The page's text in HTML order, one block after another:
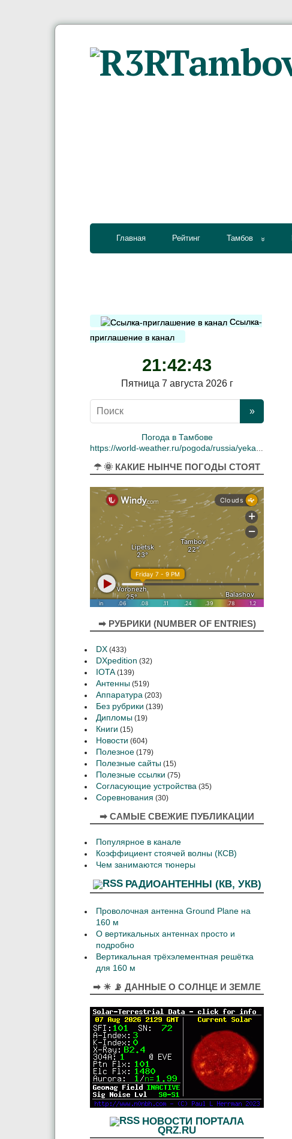
Главная Рейтинг Тамбов
Ссылка-
приглашение в канал
21:42:44
Пятница 7 августа 2026 г
Погода в Тамбове
https://world-weather.ru/pogoda/russia/yekaterinburg/
☂ 🌞 КАКИЕ НЫНЧЕ ПОГОДЫ СТОЯТ
➡ РУБРИКИ (NUMBER OF ENTRIES)
DX (433)
DXpedition (32)
IOTA (139)
Антенны (519)
Аппаратура (203)
Без рубрики (139)
Дипломы (19)
Книги (15)
Новости (604)
Полезное (179)
Полезные сайты (15)
Полезные ссылки (75)
Согласующие устройства (35)
Соревнования (30)
➡ САМЫЕ СВЕЖИЕ ПУБЛИКАЦИИ
Популярное в канале
Коэффициент стоячей волны (КСВ)
Чем занимаются тюнеры
РАДИОАНТЕННЫ (КВ, УКВ)
Проволочная антенна Ground Plane на
160 м
О вертикальных антеннах просто и
подробно
Вертикальная трёхэлементная решётка
для 160 м
➡ ☀ 📡 ДАННЫЕ О СОЛНЦЕ И ЗЕМЛЕ
НОВОСТИ ПОРТАЛА
QRZ.RU